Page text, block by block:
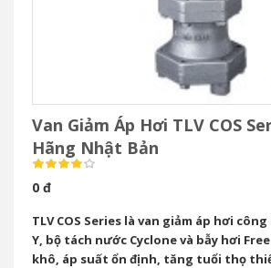
Van Giảm Áp Hơi TLV COS
Hãng Nhật Bản
0 đ
TLV COS Series là van giảm áp hơi
Y, bộ tách nước Cyclone và bẫy hơi
khô, áp suất ổn định, tăng tuổi thọ